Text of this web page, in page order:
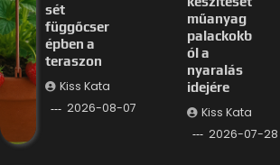
sét
függőcser
épben a
teraszon
Kiss Kata
2026-08-07
műanyag
palackokb
ól a
nyaralás
idejére
Kiss Kata
2026-07-28